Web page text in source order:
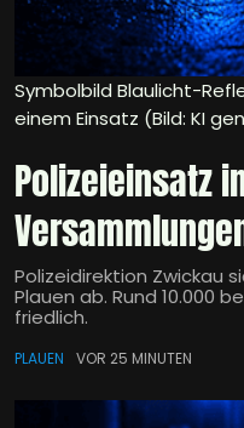
Symbolbild Blaulicht-
einem Einsatz (Bild: KI
Polizeieinsatz
Polizeidirektion Zwickau
Plauen ab. Rund 10.000
friedlich.
PLAUEN VOR 25 MINUTEN